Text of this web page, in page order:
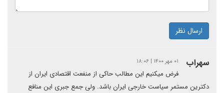
ارسال نظر
سهراب ۰۱ مهر ۱۴۰۰ | ۱۸:۰۶
فرض میکنیم این مطالب حاکی از منفعت اقتصادی ایران از
دکترین مستمر سیاست خارجی ایران باشد. ولی جمع جبری این منافع